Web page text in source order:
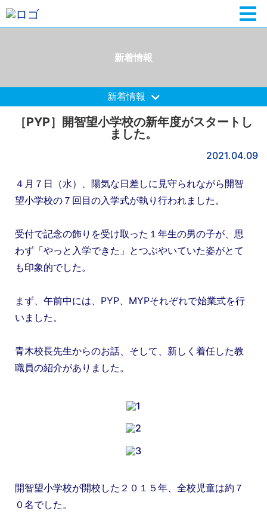
新着情報
新着情報
［PYP］開智望小学校の新年度がスタートし
ました。
2021.04.09
４月７日（水）、陽気な日差しに見守られながら開智
望小学校の７回目の入学式が執り行われました。
受付で記念の飾りを受け取った１年生の男の子が、 思
わず「やっと入学できた」とつぶやいていた姿がとて
も印象的でした。
まず、午前中には、PYP、MYPそれぞれで始業式を行
いました。
青木校長先生からのお話、そして、新しく着任した教
職員の紹介がありました。
開智望小学校が開校した２０１５年、全校児童は約７
０名でした。